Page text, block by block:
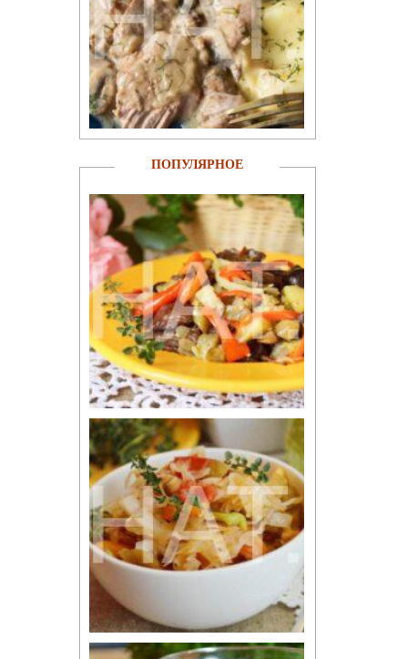
ПОПУЛЯРНОЕ